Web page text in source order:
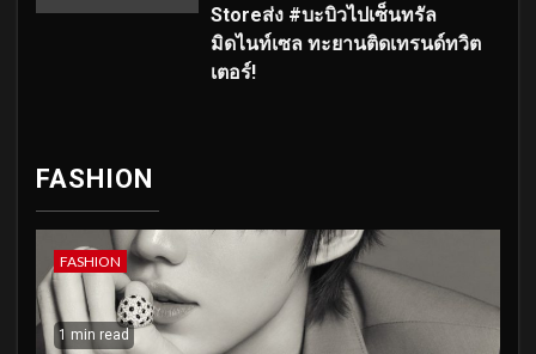
Storeส่ง #บะบิวไปเซ็นทรัล
มิดไนท์เซล ทะยานติดเทรนด์ทวิต
เตอร์!
FASHION
FASHION
1 min read